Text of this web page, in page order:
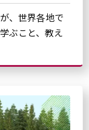
、世界各地で
ぶこと、教え